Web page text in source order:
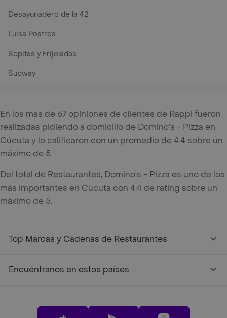
Desayunadero de la 42
Luisa Postres
Sopitas y Frijoladas
Subway
En los mas de 67 opiniones de clientes de Rappi fueron
realizadas pidiendo a domicilio de Domino's - Pizza en
Cúcuta y lo calificaron con un promedio de 4.4 sobre un
máximo de 5.
Del total de Restaurantes, Domino's - Pizza es uno de los
más importantes en Cúcuta con 4.4 de rating sobre un
máximo de 5.
Top Marcas y Cadenas de Restaurantes
Encuéntranos en estos países